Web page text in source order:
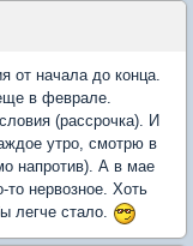
от начала до конца.
в феврале.
(рассрочка). И
утро, смотрю в
напротив). А в мае
то нервозное. Хоть
легче стало.